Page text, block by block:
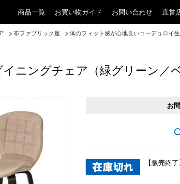
商品一覧 お買い物ガイド お問い合わせ 直営
布ファブリック座
体のフィット感が心地良いコーデュロイ
ニングチェア（緑グリーン／
お
【販売終